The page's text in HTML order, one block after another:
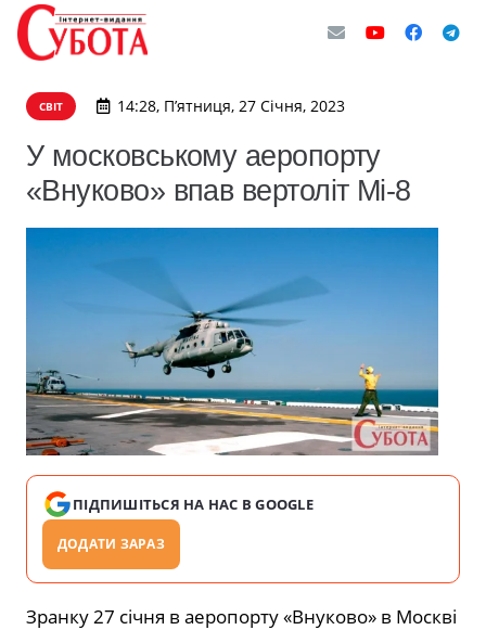
СВІТ 14:28, П’ятниця, 27 Січня, 2023
У московському аеропорту
«Внуково» впав вертоліт Мі-8
ПІДПИШІТЬСЯ НА НАС В GOOGLE
ДОДАТИ ЗАРАЗ
Зранку 27 січня в аеропорту «Внуково» в Москві